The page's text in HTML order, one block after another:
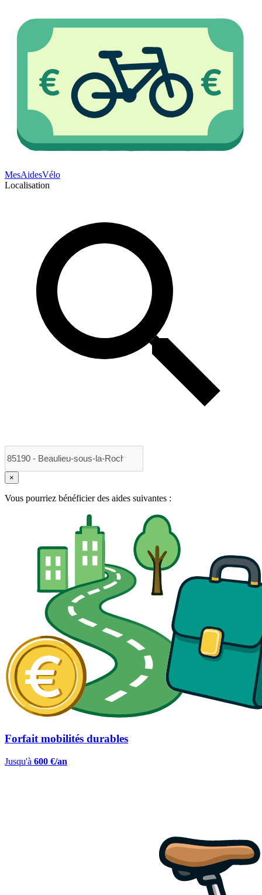
MesAidesVélo
Localisation
×
Vous pourriez bénéficier des aides suivantes :
Forfait mobilités durables
Jusqu'à 600 €/an